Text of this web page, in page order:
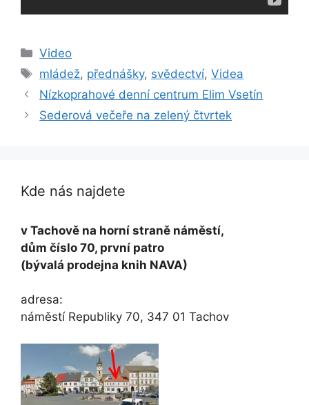
Rubriky
Video
Štítky
mládež, přednášky, svědectví,Videa
Nízkoprahové denní centrum Elim Vsetín
Sederová večeře na zelený čtvrtek
Kde nás najdete
v Tachově na horní straně náměstí,
dům číslo 70, první patro
(bývalá prodejna knih NAVA)
adresa:
náměstí Republiky 70, 347 01 Tachov